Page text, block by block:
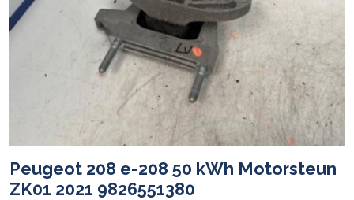
Peugeot 208 e-208 50 kWh Motorsteun
ZK01 2021 9826551380